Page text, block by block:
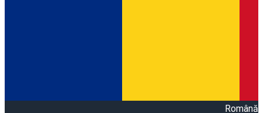
Română